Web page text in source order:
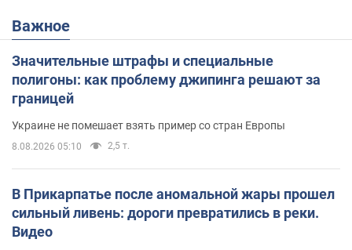
Важное
Значительные штрафы и специальные
полигоны: как проблему джипинга решают за
границей
Украине не помешает взять пример со стран Европы
8.08.2026 05:10 2,5 т.
В Прикарпатье после аномальной жары прошел
сильный ливень: дороги превратились в реки.
Видео